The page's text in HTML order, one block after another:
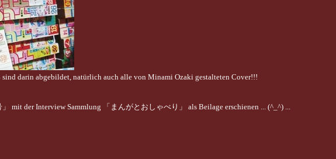
darin abgebildet, natürlich auch alle von Minami Ozaki gestalteten Cover!!!
mit der Interview Sammlung 「まんがとおしゃべり」 als Beilage erschienen ... (^_^) ...